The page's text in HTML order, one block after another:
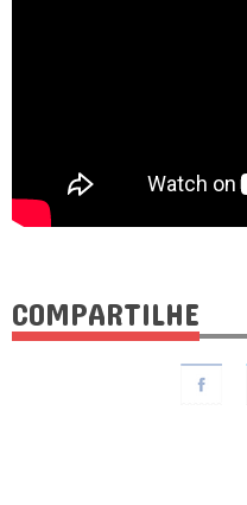
COMPARTILHE